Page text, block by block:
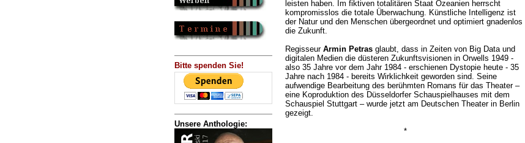
Bitte spenden Sie!
Unsere Anthologie:
leisten haben. Im fiktiven totalitären Staat Ozeanien herrscht
kompromisslos die totale Überwachung. Künstliche Intelligenz ist
der Natur und den Menschen übergeordnet und optimiert gnadenlos
die Zukunft.
Regisseur Armin Petrasglaubt, dass in Zeiten von Big Data und
digitalen Medien die düsteren Zukunftsvisionen in Orwells 1949 -
also 35 Jahre vor dem Jahr 1984 - erschienen Dystopie heute - 35
Jahre nach 1984 - bereits Wirklichkeit geworden sind. Seine
aufwendige Bearbeitung des berühmten Romans für das Theater –
eine Koproduktion des Düsseldorfer Schauspielhauses mit dem
Schauspiel Stuttgart – wurde jetzt am Deutschen Theater in Berlin
gezeigt.
*